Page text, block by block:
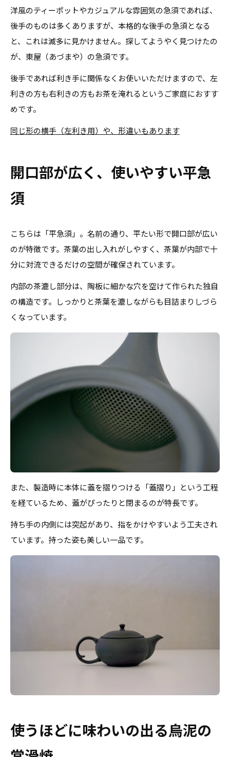
洋風のティーポットやカジュアルな雰囲気の急須であれば、
後手のものは多くありますが、本格的な後手の急須となる
と、これは滅多に見かけません。探してようやく見つけたの
が、東屋（あづまや）の急須です。
後手であれば利き手に関係なくお使いいただけますので、左
利きの方も右利きの方もお茶を淹れるというご家庭におすす
めです。
同じ形の横手（左利き用）や、形違いもあります
開口部が広く、使いやすい平急
須
こちらは「平急須」。名前の通り、平たい形で開口部が広い
のが特徴です。茶葉の出し入れがしやすく、茶葉が内部で十
分に対流できるだけの空間が確保されています。
内部の茶漉し部分は、陶板に細かな穴を空けて作られた独自
の構造です。しっかりと茶葉を漉しながらも目詰まりしづら
くなっています。
また、製造時に本体に蓋を摺りつける「蓋摺り」という工程
を経ているため、蓋がぴったりと閉まるのが特長です。
持ち手の内側には突起があり、指をかけやすいよう工夫され
ています。持った姿も美しい一品です。
使うほどに味わいの出る烏泥の